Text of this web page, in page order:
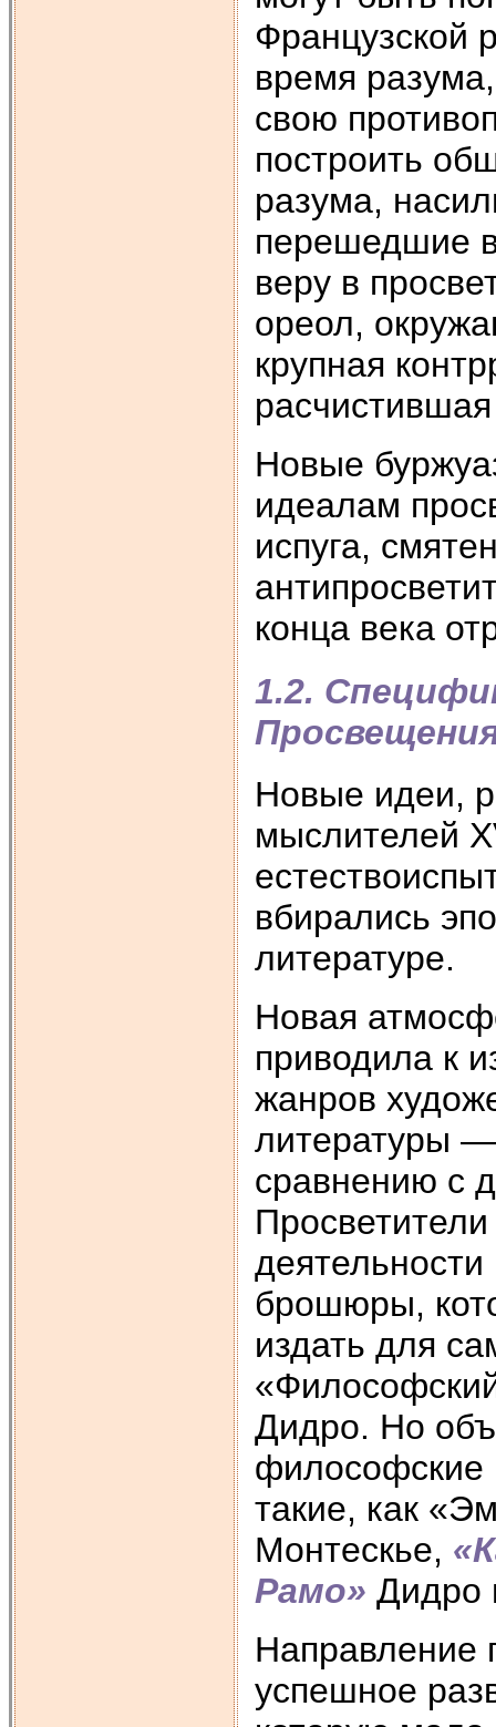
Французской
время
свою
построить
разума,
перешедшие
веру в
ореол,
крупная
Новые
идеалам
испуга,
конца века
1.2.
Новые идеи,
мыслителей
вбирались
литературе.
Новая
приводила к
жанров
литературы
сравнению с
брошюры,
издать для
Дидро. Но
философские
такие, как
Монтескье,
Рамо» Дидро
Направление
успешное